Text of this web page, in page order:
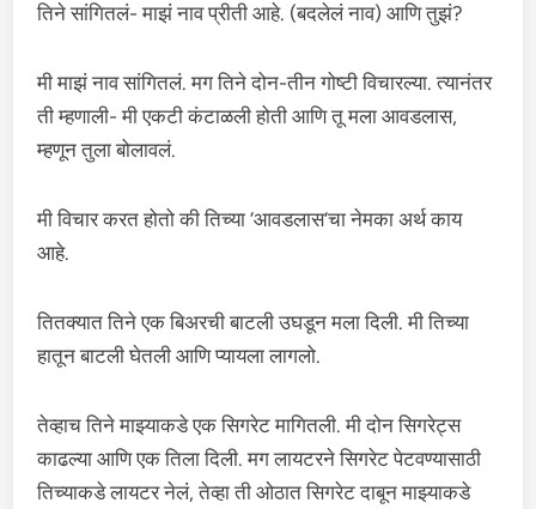
तिने सांगितलं- माझं नाव प्रीती आहे. (बदलेलं नाव) आणि तुझं?
मी माझं नाव सांगितलं. मग तिने दोन-तीन गोष्टी विचारल्या. त्यानंतर
ती म्हणाली- मी एकटी कंटाळली होती आणि तू मला आवडलास,
म्हणून तुला बोलावलं.
मी विचार करत होतो की तिच्या ‘आवडलास’चा नेमका अर्थ काय
आहे.
तितक्यात तिने एक बिअरची बाटली उघडून मला दिली. मी तिच्या
हातून बाटली घेतली आणि प्यायला लागलो.
तेव्हाच तिने माझ्याकडे एक सिगरेट मागितली. मी दोन सिगरेट्स
काढल्या आणि एक तिला दिली. मग लायटरने सिगरेट पेटवण्यासाठी
तिच्याकडे लायटर नेलं, तेव्हा ती ओठात सिगरेट दाबून माझ्याकडे